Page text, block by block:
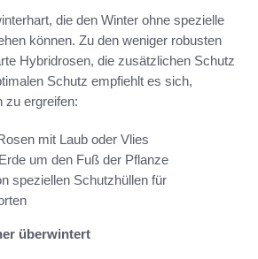
die den Winter ohne spezielle
können. Zu den weniger robusten
Hybridrosen, die zusätzlichen Schutz
Schutz empfiehlt es sich,
zu ergreifen:
mit Laub oder Vlies
um den Fuß der Pflanze
speziellen Schutzhüllen für
überwintert